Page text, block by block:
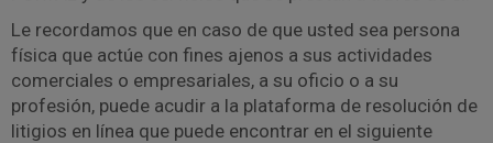
Le recordamos que en caso de que usted sea persona
física que actúe con fines ajenos a sus actividades
comerciales o empresariales, a su oficio o a su
profesión, puede acudir a la plataforma de resolución de
litigios en línea que puede encontrar en el siguiente